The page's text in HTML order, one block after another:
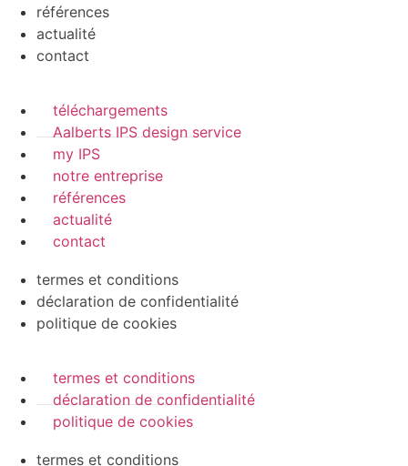
références
actualité
contact
téléchargements
Aalberts IPS design service
my IPS
notre entreprise
références
actualité
contact
termes et conditions
déclaration de confidentialité
politique de cookies
termes et conditions
déclaration de confidentialité
politique de cookies
termes et conditions